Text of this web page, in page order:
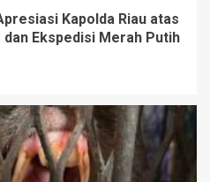
Kapolda Riau atas
Ekspedisi Merah Putih